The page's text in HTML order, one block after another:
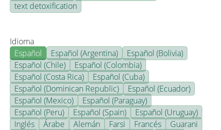
text detoxification
Idioma
Español
Español (Argentina)
Español (Bolivia)
Español (Chile)
Español (Colombia)
Español (Costa Rica)
Español (Cuba)
Español (Dominican Republic)
Español (Ecuador)
Español (Mexico)
Español (Paraguay)
Español (Peru)
Español (Spain)
Español (Uruguay)
Inglés
Árabe Alemán Farsi Francés
Guarani